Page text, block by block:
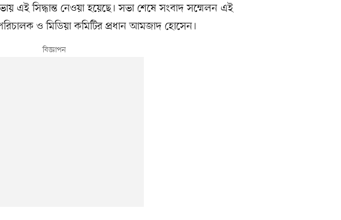
এই সিদ্ধান্ত নেওয়া হয়েছে। সভা শেষে সংবাদ সম্মেলন এই
পরিচালক ও মিডিয়া কমিটির প্রধান আমজাদ হোসেন।